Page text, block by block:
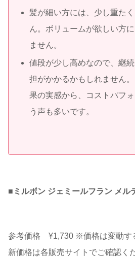
髪が細い方には、少し重た
ん。ボリュームが欲しい方
ません。
値段が少し高めなので、継
担がかかるかもしれません
果の実感から、コストパフ
う声も多いです。
■ ミルボン ジェミールフラン メル
参考価格 ¥1,730 ※価格は変動す
新価格は各販売サイトでご確認く